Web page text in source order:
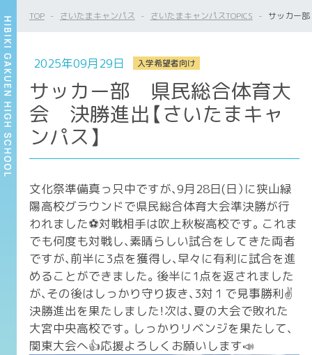
TOP さいたまキャンパス さいたまキャンパスTOPICS サッカー
2025年09月29日 入学希望者向け
サッカー部 県民総合体育大
会 決勝進出【さいたまキャ
ンパス】
文化祭準備真っ只中ですが、9月28日(日）に狭山緑
陽高校グラウンドで県民総合体育大会準決勝が行
われました⚽️対戦相手は吹上秋桜高校です。これま
でも何度も対戦し、素晴らしい試合をしてきた両者
ですが、前半に3点を獲得し、早々に有利に試合を進
めることができました。後半に1点を返されました
が、その後はしっかり守り抜き、3対１で見事勝利✌️
決勝進出を果たしました！次は、夏の大会で敗れた
大宮中央高校です。しっかりリベンジを果たして、
関東大会へ👍応援よろしくお願いします📣